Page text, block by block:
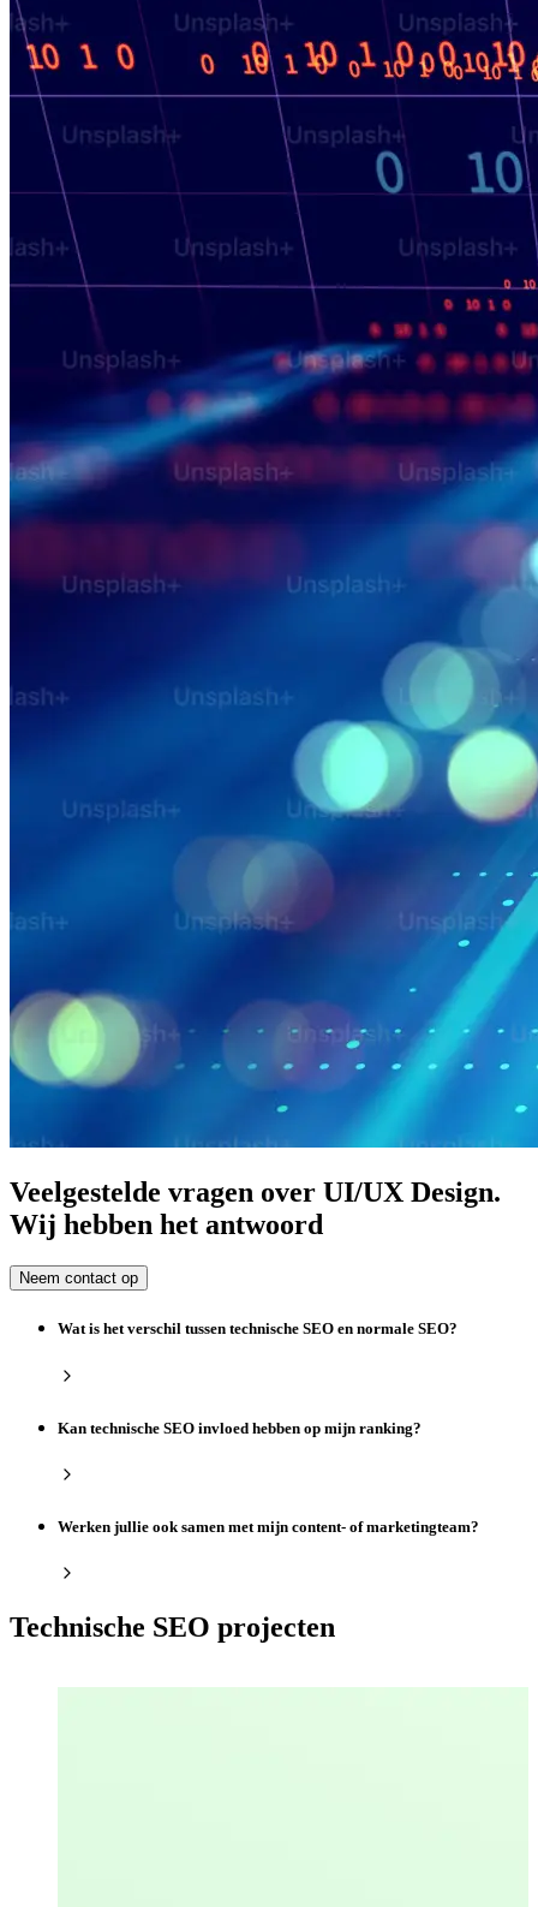
Veelgestelde vragen over UI/UX Design.
Wij hebben het antwoord
Neem contact op
Wat is het verschil tussen technische SEO en normale SEO?
Kan technische SEO invloed hebben op mijn ranking?
Werken jullie ook samen met mijn content- of marketingteam?
Technische SEO projecten